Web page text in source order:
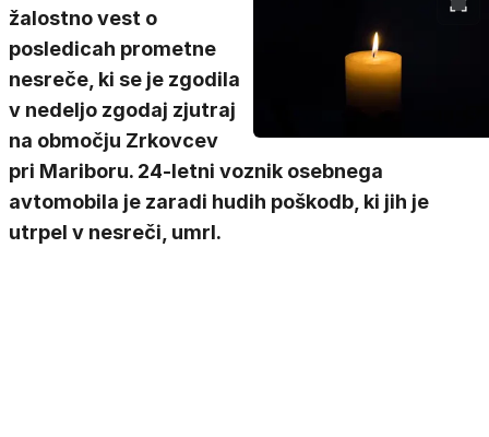
žalostno vest o
posledicah prometne
nesreče, ki se je zgodila
v nedeljo zgodaj zjutraj
na območju Zrkovcev
pri Mariboru. 24-letni voznik osebnega
avtomobila je zaradi hudih poškodb, ki jih je
utrpel v nesreči, umrl.